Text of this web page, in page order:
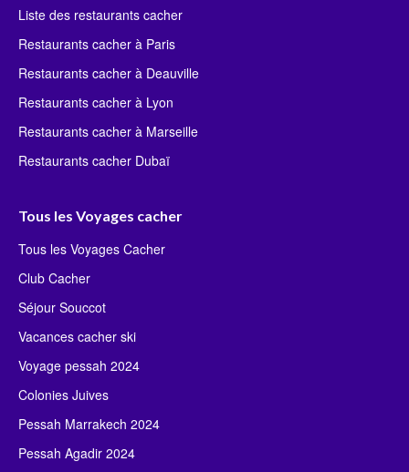
Liste des restaurants cacher
Restaurants cacher à Paris
Restaurants cacher à Deauville
Restaurants cacher à Lyon
Restaurants cacher à Marseille
Restaurants cacher Dubaï
Tous les Voyages cacher
Tous les Voyages Cacher
Club Cacher
Séjour Souccot
Vacances cacher ski
Voyage pessah 2024
Colonies Juives
Pessah Marrakech 2024
Pessah Agadir 2024